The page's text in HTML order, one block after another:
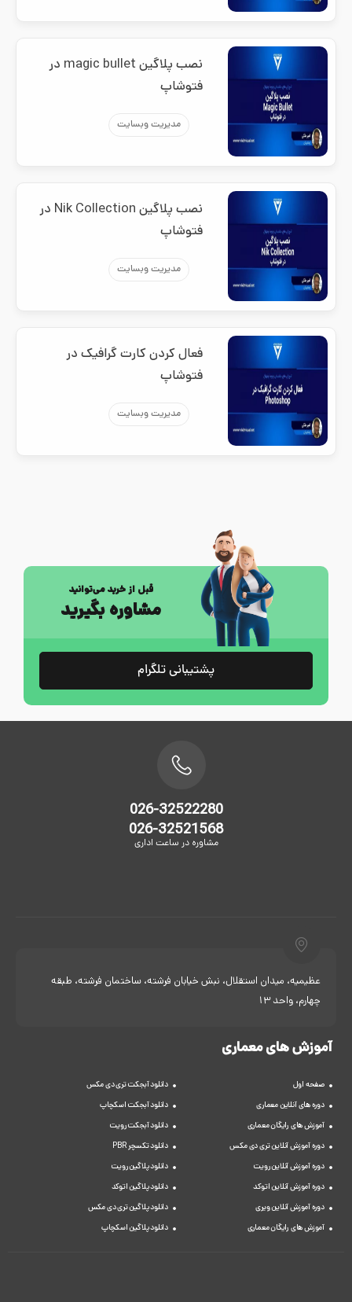
نصب پلاگین magic bullet در
فتوشاپ
مدیریت وبسایت
نصب پلاگین Nik Collection در
فتوشاپ
مدیریت وبسایت
فعال کردن کارت گرافیک در
فتوشاپ
مدیریت وبسایت
قبل از خرید می‌توانید
مشاوره بگیرید
پشتیبانی تلگرام
026-32522280
026-32521568
مشاوره در ساعت اداری
عظیمیه، میدان استقلال، نبش خیابان فرشته، ساختمان فرشته، طبقه
چهارم، واحد 13
آموزش های معماری
صفحه اول
دوره های آنلاین معماری
آموزش های رایگان معماری
دوره آموزش آنلاین تری دی مکس
دوره آموزش آنلاین رویت
دوره آموزش آنلاین اتوکد
دوره آموزش آنلاین ویری
آموزش های رایگان معماری
دانلود آبجکت تری دی مکس
دانلود آبجکت اسکچاپ
دانلود آبجکت رویت
دانلود تکسچر PBR
دانلود پلاگین رویت
دانلود پلاگین اتوکد
دانلود پلاگین تری دی مکس
دانلود پلاگین اسکچاپ